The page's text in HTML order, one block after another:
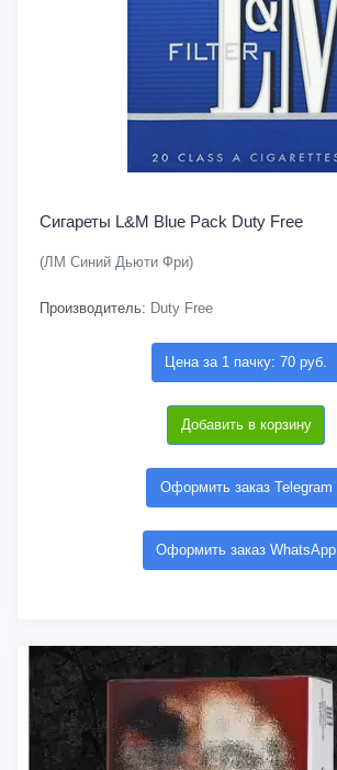
Сигареты L&M Blue Pack Duty Free
(ЛМ Синий Дьюти Фри)
Производитель: Duty Free
Цена за 1 пачку: 70 руб.
Добавить в корзину
Оформить заказ Telegram
Оформить заказ WhatsApp